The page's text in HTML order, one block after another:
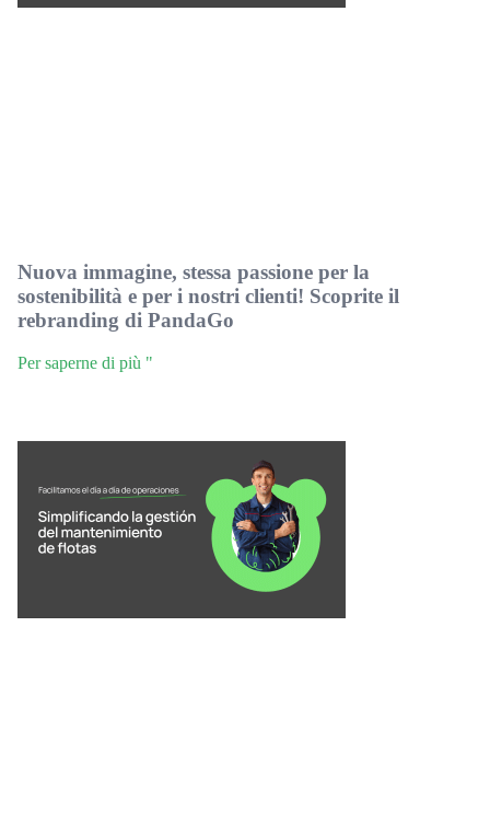
Nuova immagine, stessa passione per la
sostenibilità e per i nostri clienti! Scoprite il
rebranding di PandaGo
Per saperne di più "